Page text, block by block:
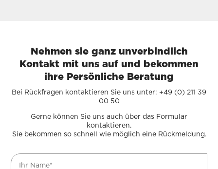
Nehmen sie ganz unverbindlich
Kontakt mit uns auf und bekommen
ihre Persönliche Beratung
Bei Rückfragen kontaktieren Sie uns unter: +49 (0) 211 39
00 50
Gerne können Sie uns auch über das Formular
kontaktieren.
Sie bekommen so schnell wie möglich eine Rückmeldung.